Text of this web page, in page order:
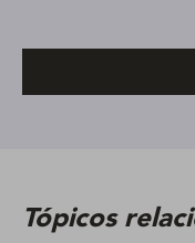
Tópicos